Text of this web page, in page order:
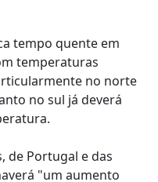
tempo quente em
temperaturas
no norte
no sul já deverá
de Portugal e das
"um aumento